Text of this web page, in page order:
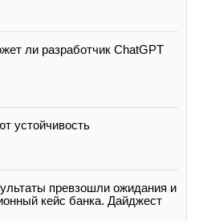
ли разработчик ChatGPT
устойчивость
превзошли ожидания и
кейс банка. Дайджест